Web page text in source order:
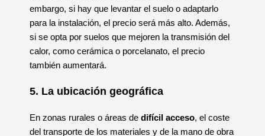
embargo, si hay que levantar el suelo o adaptarlo
para la instalación, el precio será más alto. Además,
si se opta por suelos que mejoren la transmisión del
calor, como cerámica o porcelanato, el precio
también aumentará.
5. La ubicación geográfica
En zonas rurales o áreas de difícil acceso, el coste
del transporte de los materiales y de la mano de obra